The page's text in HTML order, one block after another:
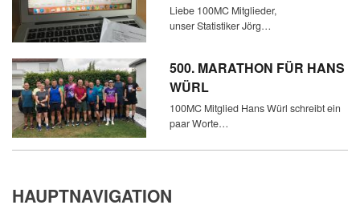
Liebe 100MC Mitglieder,
unser Statistiker Jörg…
500. MARATHON FÜR HANS
WÜRL
100MC Mitglied Hans Würl schreibt ein
paar Worte…
HAUPTNAVIGATION